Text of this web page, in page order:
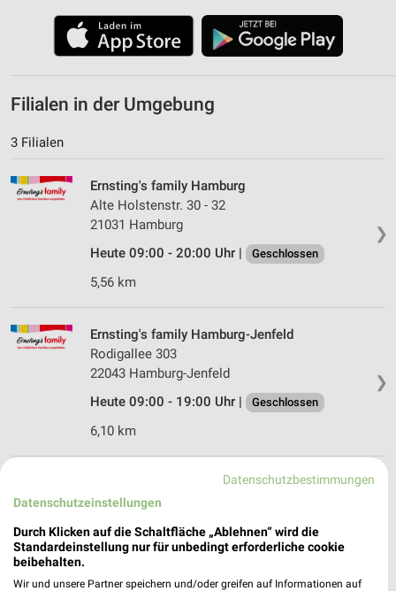
Filialen in der Umgebung
3 Filialen
❯
Ernsting's family Hamburg
Alte Holstenstr. 30 - 32
21031 Hamburg
Heute 09:00 - 20:00 Uhr |
Geschlossen
5,56 km
❯
Ernsting's family Hamburg-Jenfeld
Rodigallee 303
22043 Hamburg-Jenfeld
Heute 09:00 - 19:00 Uhr |
Geschlossen
6,10 km
Ernsting's family Hamburg
Sachsentor 50
Heute 09:00 - 19:00 Uhr | Geschlossen
6,12 km
Datenschutzbestimmungen
Datenschutzeinstellungen
Durch Klicken auf die Schaltfläche „Ablehnen“ wird die
Standardeinstellung nur für unbedingt erforderliche cookie
beibehalten.
Wir und unsere Partner speichern und/oder greifen auf Informationen auf